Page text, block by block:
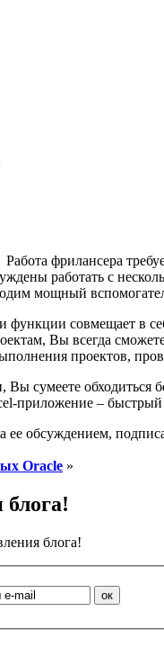
Работа фрилансера
работать с
мощный
функции совмещает в
Вы всегда
проектов,
сумеете
приложение – быстрый
ее обсуждением,
Oracle »
блога!